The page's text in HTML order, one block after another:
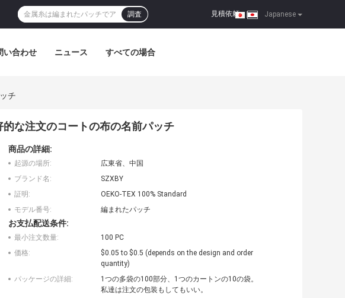
Japanese
見積依頼 |
調査
い合わせ ニュース すべての場合
チ
な注文のコートの布の名前パッチ
商品の詳細:
起源の場所:
広東省、中国
ブランド名:
SZXBY
証明:
OEKO-TEX 100% Standard
モデル番号:
編まれたパッチ
お支払配送条件:
最小注文数量:
100 PC
価格:
$0.05 to $0.5 (depends on the design and order
quantity)
パッケージの詳細:
1つの多袋の100部分、1つのカートンの10の袋。
私達は注文の包装もしてもいい。